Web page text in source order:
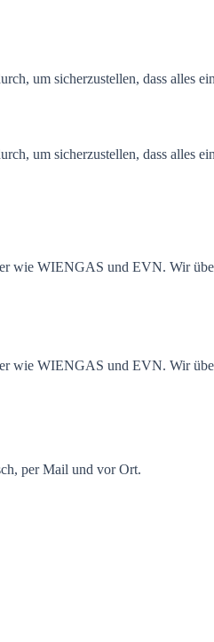
um sicherzustellen, dass alles
um sicherzustellen, dass alles
wie WIENGAS und EVN. Wir
wie WIENGAS und EVN. Wir
per Mail und vor Ort.